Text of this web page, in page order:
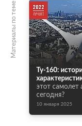
Материалы по теме
Ту-160:
этот самолет
сегодня?
10 января 2025